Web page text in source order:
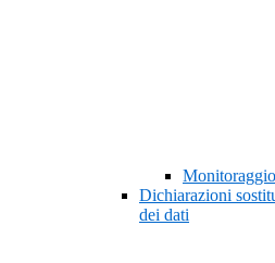
Dichiarazioni
dei dati